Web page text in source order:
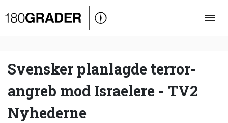
Oversigt
Debat
Video
Podcast
Svensker planlagde terror-
angreb mod Israelere - TV2
Nyhederne